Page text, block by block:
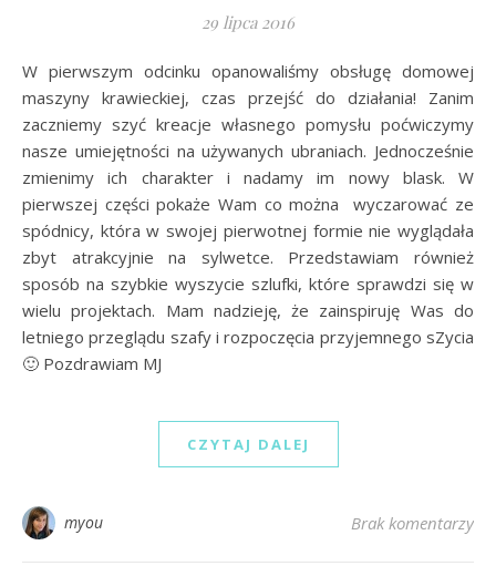
29 lipca 2016
W pierwszym odcinku opanowaliśmy obsługę domowej
maszyny krawieckiej, czas przejść do działania! Zanim
zaczniemy szyć kreacje własnego pomysłu poćwiczymy
nasze umiejętności na używanych ubraniach. Jednocześnie
zmienimy ich charakter i nadamy im nowy blask. W
pierwszej części pokaże Wam co można wyczarować ze
spódnicy, która w swojej pierwotnej formie nie wyglądała
zbyt atrakcyjnie na sylwetce. Przedstawiam również
sposób na szybkie wyszycie szlufki, które sprawdzi się w
wielu projektach. Mam nadzieję, że zainspiruję Was do
letniego przeglądu szafy i rozpoczęcia przyjemnego sZycia
🙂 Pozdrawiam MJ
CZYTAJ DALEJ
myou Brak komentarzy